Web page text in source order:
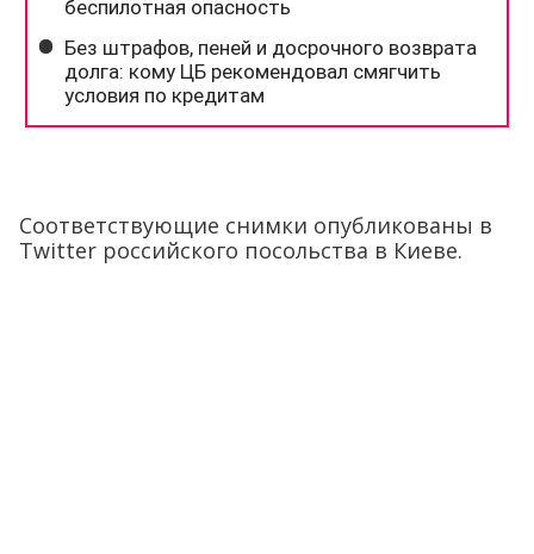
Соответствующие снимки опубликованы в
Twitter российского посольства в Киеве.